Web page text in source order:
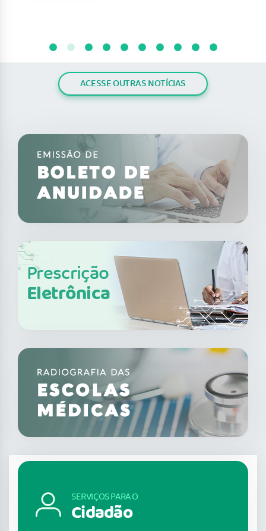
ACESSE OUTRAS NOTÍCIAS
Prescrição
Eletrônica
SERVIÇOS PARA O
Cidadão